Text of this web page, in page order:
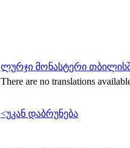
ლურჯი მონასტერი
There are no translations
<უკან დაბრუნება